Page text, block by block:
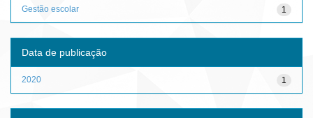
1
Gestão escolar
Data de publicação
1
2020